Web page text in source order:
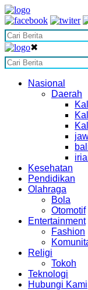
✖
Nasional
Daerah
Kesehatan
Pendidikan
Olahraga
Bola
Otomotif
Entertainment
Fashion
Religi
Tokoh
Teknologi
Hubungi Kami